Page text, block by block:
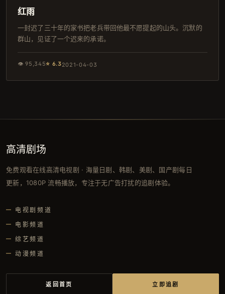
韩剧
红雨
一封迟了三十年的家书把老兵带回他最不愿提起的山头。沉默的
群山，见证了一个迟来的承诺。
👁95,345⭐ 6.32021-04-03
高清剧场
免费观看在线高清电视剧 · 海量日剧、韩剧、美剧、国产剧每日
更新，1080P 流畅播放，专注于无广告打扰的追剧体验。
电视剧频道
电影频道
综艺频道
动漫频道
返回首页 立即追剧